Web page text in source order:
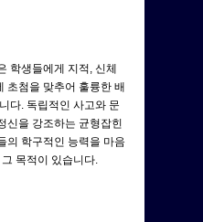
학생들에게 지적, 신체
초첨을 맞추어 훌륭한 배
다. 독립적인 사고와 문
신을 강조하는 균형잡힌
의 학구적인 능력을 마음
목적이 있습니다.